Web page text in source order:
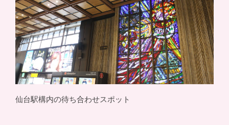
仙台駅構内の待ち合わせスポット